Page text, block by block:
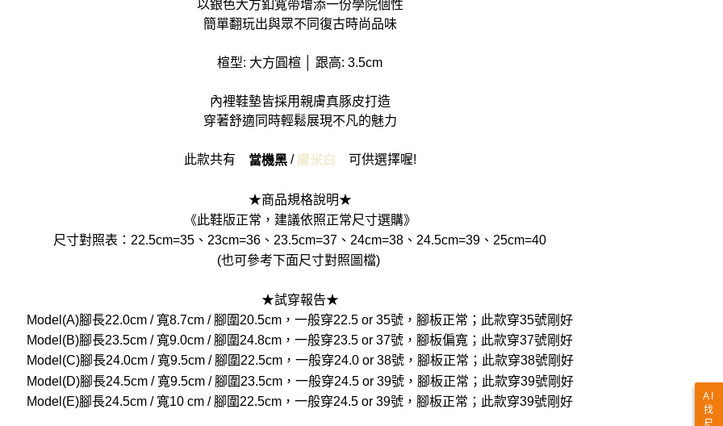
以銀色大方釦寬帶增添一份學院個性
簡單翻玩出與眾不同復古時尚品味
楦型: 大方圓楦 │ 跟高: 3.5cm
內裡鞋墊皆採用親膚真豚皮打造
穿著舒適同時輕鬆展現不凡的魅力
此款共有 當機黑/ 膚米白 可供選擇喔!
★商品規格說明★
《此鞋版正常，建議依照正常尺寸選購》
尺寸對照表：22.5cm=35、23cm=36、23.5cm=37、24cm=38、24.5cm=39、25cm=40
(也可參考下面尺寸對照圖檔)
★試穿報告★
Model(A)腳長22.0cm / 寬8.7cm / 腳圍20.5cm，一般穿22.5 or 35號，腳板正常；此款穿35號剛好
Model(B)腳長23.5cm / 寬9.0cm / 腳圍24.8cm，一般穿23.5 or 37號，腳板偏寬；此款穿37號剛好
Model(C)腳長24.0cm / 寬9.5cm / 腳圍22.5cm，一般穿24.0 or 38號，腳板正常；此款穿38號剛好
Model(D)腳長24.5cm / 寬9.5cm / 腳圍23.5cm，一般穿24.5 or 39號，腳板正常；此款穿39號剛好
Model(E)腳長24.5cm / 寬10 cm / 腳圍22.5cm，一般穿24.5 or 39號，腳板正常；此款穿39號剛好
AI
找
尺